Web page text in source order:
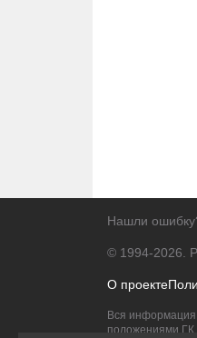
Нашли
© 1994-2026.
О проекте
Вся информация
положениями ГК